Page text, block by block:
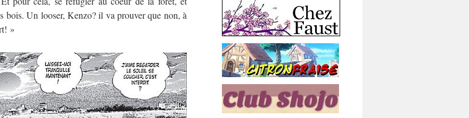
bois. Un looser, Kenzo? il va prouver que non, à
»